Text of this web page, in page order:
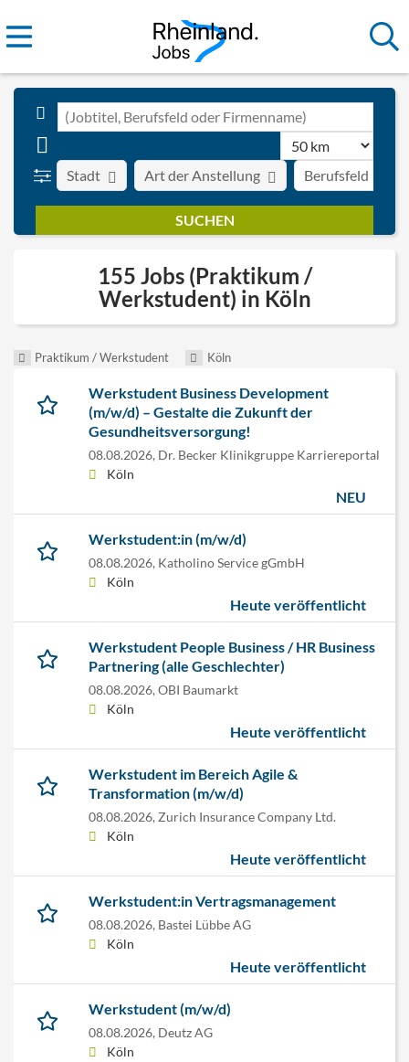
Stadt Art der Anstellung Berufsfeld
155 Jobs (Praktikum /
Werkstudent) in Köln
Praktikum / Werkstudent Köln
Werkstudent Business Development
(m/w/d) – Gestalte die Zukunft der
Gesundheitsversorgung!
08.08.2026, Dr. Becker Klinikgruppe Karriereportal
Köln
NEU
Werkstudent:in (m/w/d)
08.08.2026, Katholino Service gGmbH
Köln
Heute veröffentlicht
Werkstudent People Business / HR Business
Partnering (alle Geschlechter)
08.08.2026, OBI Baumarkt
Köln
Heute veröffentlicht
Werkstudent im Bereich Agile &
Transformation (m/w/d)
08.08.2026, Zurich Insurance Company Ltd.
Köln
Heute veröffentlicht
Werkstudent:in Vertragsmanagement
08.08.2026, Bastei Lübbe AG
Köln
Heute veröffentlicht
Werkstudent (m/w/d)
08.08.2026, Deutz AG
Köln